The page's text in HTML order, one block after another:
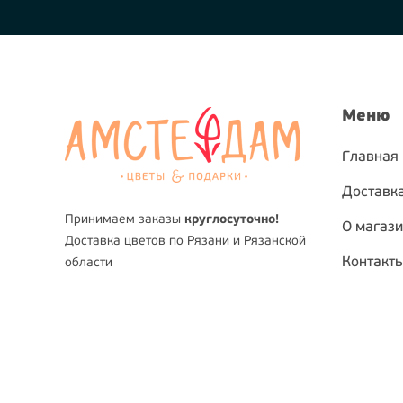
Принимаем заказы круглосуточно!
Доставка цветов по Рязани и Рязанской
области
Меню
Главная
О